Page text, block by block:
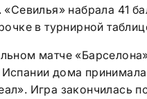
набрала 41
в турнирной
матче
дома принимала
Игра закончилась